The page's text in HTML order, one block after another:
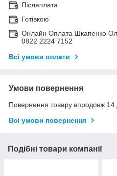
Післяплата
Готівкою
Онлайн Оплата Шкапенко
0822 2224 7152
Всі умови оплати
Умови повернення
Повернення товару впродовж 14
Всі умови повернення
Подібні товари компанії